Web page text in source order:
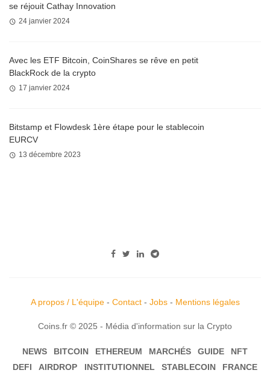
se réjouit Cathay Innovation
24 janvier 2024
Avec les ETF Bitcoin, CoinShares se rêve en petit
BlackRock de la crypto
17 janvier 2024
Bitstamp et Flowdesk 1ère étape pour le stablecoin
EURCV
13 décembre 2023
A propos / L'équipe- Contact- Jobs- Mentions légales
Coins.fr © 2025 - Média d'information sur la Crypto
NEWS BITCOIN ETHEREUM MARCHÉS GUIDE
NFT
DEFI
AIRDROP INSTITUTIONNEL STABLECOIN FRANCE